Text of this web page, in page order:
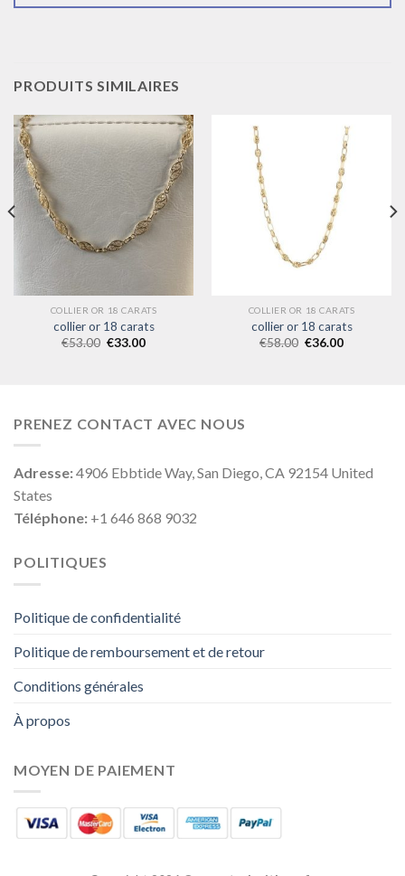
PRODUITS SIMILAIRES
COLLIER OR 18 CARATS
collier or 18 carats
€53.00 €33.00
COLLIER OR 18 CARATS
collier or 18 carats
€58.00 €36.00
PRENEZ CONTACT AVEC NOUS
Adresse:4906 Ebbtide Way, San Diego, CA 92154 United
States
Téléphone: +1 646 868 9032
POLITIQUES
Politique de confidentialité
Politique de remboursement et de retour
Conditions générales
À propos
MOYEN DE PAIEMENT